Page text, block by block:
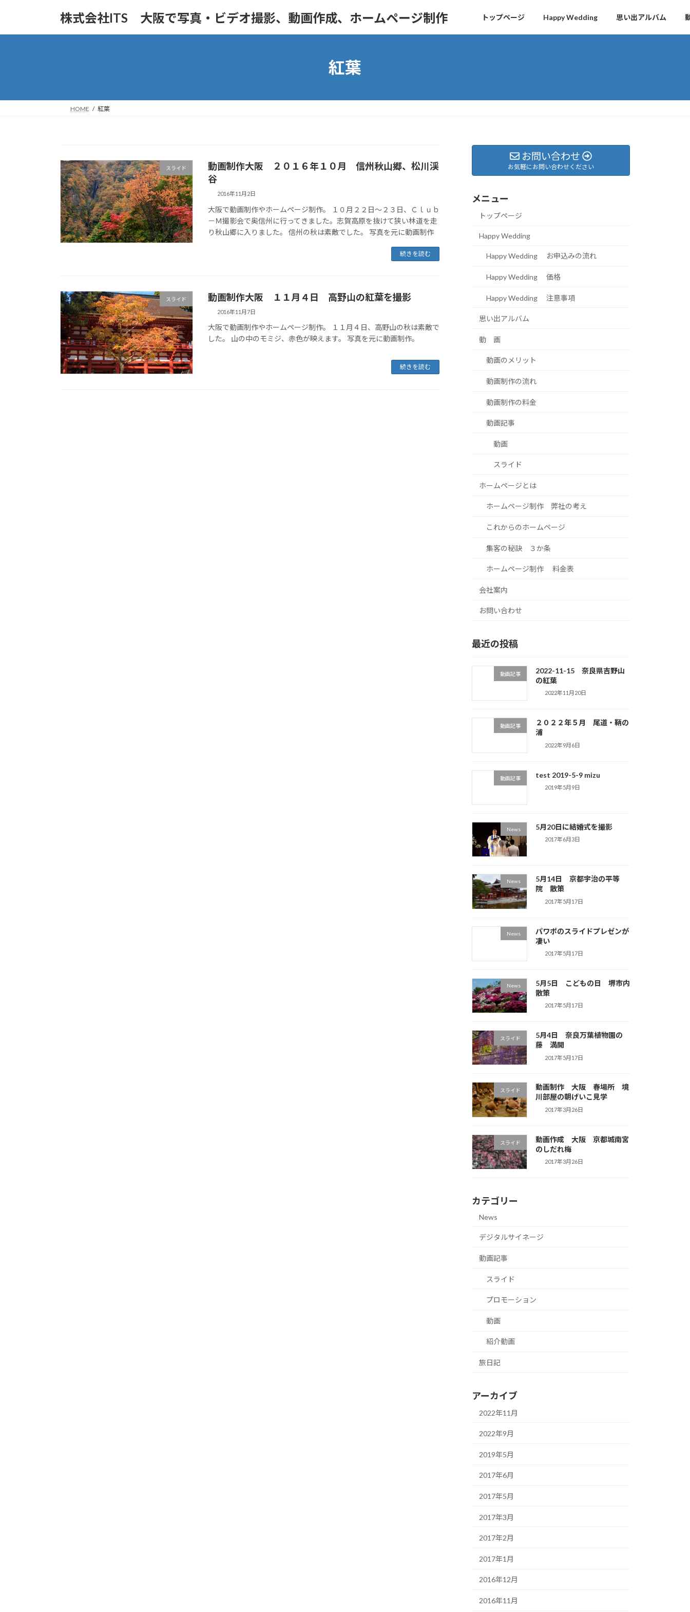
株式会社ITS 大阪で写真・ビデオ撮影、動画作成、ホームページ制作 トップページ Happy Wedding 思い出アルバム
紅葉
HOME 紅葉
スライド
動画制作大阪 ２０１６年１０月 信州秋山郷、松川渓
谷
2016年11月2日
大阪で動画制作やホームページ制作。 １０月２２日～２３日、Ｃｌｕｂ
－Ｍ撮影会で奥信州に行ってきました。志賀高原を抜けて狭い林道を走
り秋山郷に入りました。 信州の秋は素敵でした。 写真を元に動画制作
続きを読む
スライド 動画制作大阪 １１月４日 高野山の紅葉を撮影
2016年11月7日
大阪で動画制作やホームページ制作。 １１月４日、高野山の秋は素敵で
した。 山の中のモミジ、赤色が映えます。 写真を元に動画制作。
続きを読む
お問い合わせ
お気軽にお問い合わせください
メニュー
トップページ
Happy Wedding
Happy Wedding お申込みの流れ
Happy Wedding 価格
Happy Wedding 注意事項
思い出アルバム
動 画
動画のメリット
動画制作の流れ
動画制作の料金
動画記事
動画
スライド
ホームページとは
ホームページ制作 弊社の考え
これからのホームページ
集客の秘訣 ３か条
ホームページ制作 料金表
会社案内
お問い合わせ
最近の投稿
動画記事
2022-11-15 奈良県吉野山
の紅葉
2022年11月20日
動画記事
２０２２年５月 尾道・鞆の
浦
2022年9月6日
動画記事 test 2019-5-9 mizu
2019年5月9日
News 5月20日に結婚式を撮影
2017年6月3日
News
5月14日 京都宇治の平等
院 散策
2017年5月17日
News
パワポのスライドプレゼンが
凄い
2017年5月17日
News
5月5日 こどもの日 堺市内
散策
2017年5月17日
スライド
5月4日 奈良万葉植物園の
藤 満開
2017年5月17日
スライド
動画制作 大阪 春場所 境
川部屋の朝げいこ見学
2017年3月26日
スライド
動画作成 大阪 京都城南宮
のしだれ梅
2017年3月26日
カテゴリー
News
デジタルサイネージ
動画記事
スライド
プロモーション
動画
紹介動画
旅日記
アーカイブ
2022年11月
2022年9月
2019年5月
2017年6月
2017年5月
2017年3月
2017年2月
2017年1月
2016年12月
2016年11月